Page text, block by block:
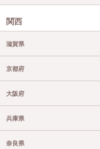
関西
滋賀県
京都府
大阪府
兵庫県
奈良県